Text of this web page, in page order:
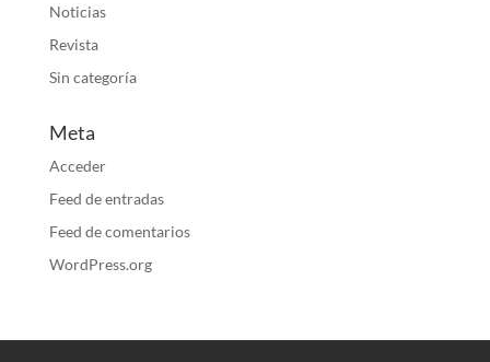
Noticias
Revista
Sin categoría
Meta
Acceder
Feed de entradas
Feed de comentarios
WordPress.org